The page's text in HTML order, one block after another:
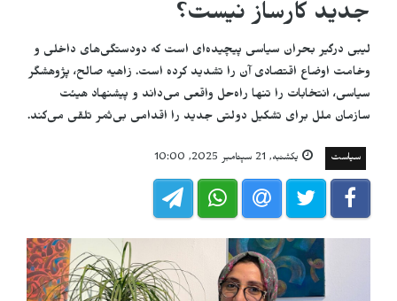
جدید کارساز نیست؟
لیبی درگیر بحران سیاسی پیچیده‌ای است که دودستگی‌های داخلی و
وخامت اوضاع اقتصادی آن را تشدید کرده است. زاهیه صالح، پژوهشگر
سیاسی، انتخابات را تنها راه‌حل واقعی می‌داند و پیشنهاد هیئت
سازمان ملل برای تشکیل دولتی جدید را اقدامی بی‌ثمر تلقی می‌کند.
سیاست یکشنبه, 21 سپتامبر 2025, 10:00